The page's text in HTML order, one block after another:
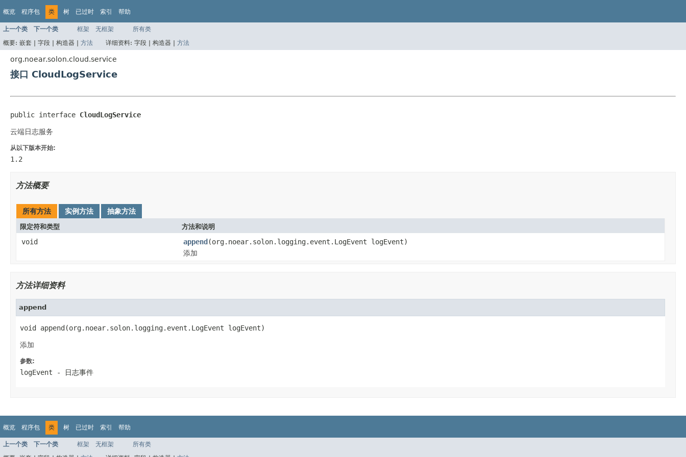
概览 程序包 类 树 已过时 索引 帮助
上一个类 下一个类 框架 无框架
所有类
概要: 嵌套 | 字段 | 构造器 | 方法 详细资料: 字段 | 构造器 | 方法
org.noear.solon.cloud.service
接口 CloudLogService
public interface CloudLogService
云端日志服务
从以下版本开始:
1.2
方法概要
所有方法 实例方法 抽象方法
限定符和类型 方法和说明
void append(org.noear.solon.logging.event.LogEvent logEvent)
添加
方法详细资料
append
void append(org.noear.solon.logging.event.LogEvent logEvent)
添加
参数:
logEvent - 日志事件
概览 程序包 类 树 已过时 索引 帮助
上一个类 下一个类 框架 无框架
所有类